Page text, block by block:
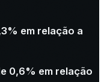
em relação a
0,6% em relação